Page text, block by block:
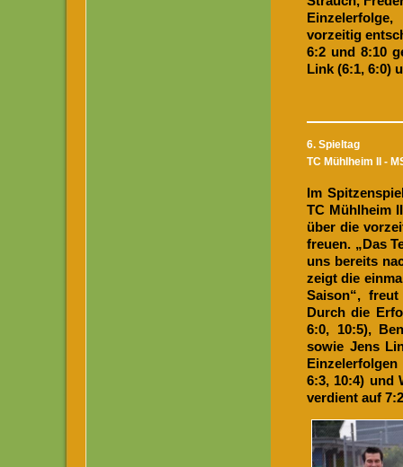
vorzeitig
6:2 und 8:10
Link (6:1, 6:0)
6. Spieltag
TC Mühlheim II -
Im
TC Mühlheim
über die
freuen. „Das
uns bereits
zeigt die
Saison“,
Durch die
6:0, 10:5),
sowie Jens
Einzelerfolgen
6:3, 10:4) und
verdient auf